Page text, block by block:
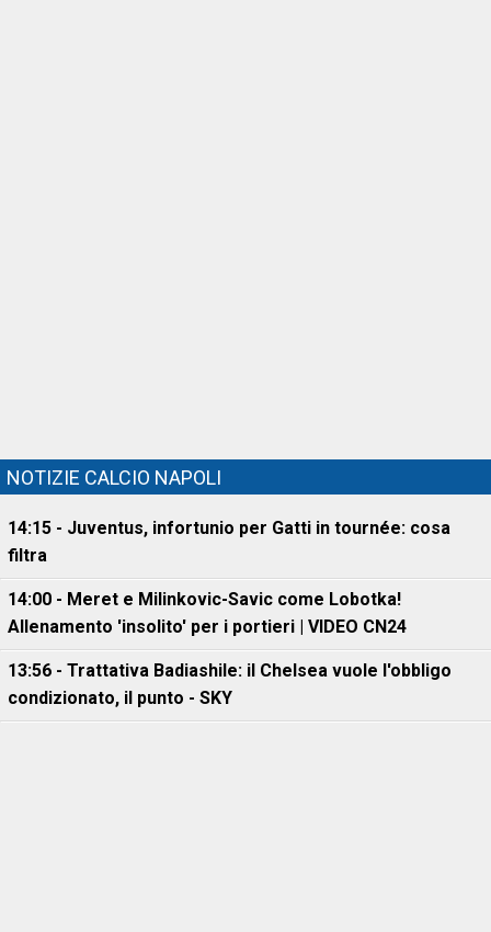
NOTIZIE CALCIO NAPOLI
14:15 - Juventus, infortunio per Gatti in tournée: cosa
filtra
14:00 - Meret e Milinkovic-Savic come Lobotka!
Allenamento 'insolito' per i portieri | VIDEO CN24
13:56 - Trattativa Badiashile: il Chelsea vuole l'obbligo
condizionato, il punto - SKY